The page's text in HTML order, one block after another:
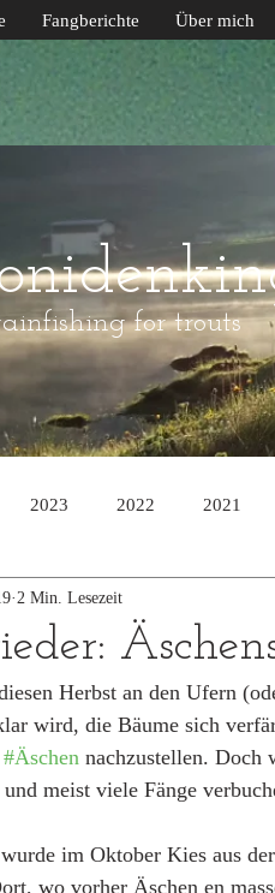
Fangberichte Über mich
for trouts
2023 2022 2021
2 Min. Lesezeit
Herbst an den Ufern
wird, die Bäume sich
#Äschen nachzustellen. Doch
meist viele Fänge
im Oktober Kies aus
wo vorher Äschen en